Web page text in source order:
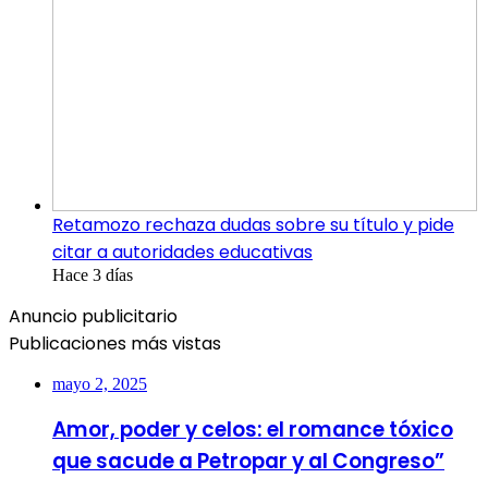
Retamozo rechaza dudas sobre su título y pide
citar a autoridades educativas
Hace 3 días
Anuncio publicitario
Publicaciones más vistas
mayo 2, 2025
Amor, poder y celos: el romance tóxico
que sacude a Petropar y al Congreso”